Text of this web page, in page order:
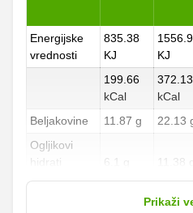
Energijske
vrednosti
835.38
KJ
KJ
199.66
kCal
372.13
kCal
Beljakovine 11.87 g 22.13
Ogljikovi
hidrati
6.1 g 11.38 g
3.88 g
Prikaži